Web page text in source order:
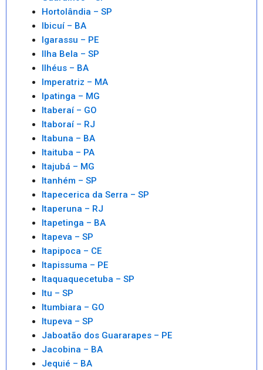
Hortolândia – SP
Ibicuí – BA
Igarassu – PE
Ilha Bela – SP
Ilhéus – BA
Imperatriz – MA
Ipatinga – MG
Itaberaí – GO
Itaboraí – RJ
Itabuna – BA
Itaituba – PA
Itajubá – MG
Itanhém – SP
Itapecerica da Serra – SP
Itaperuna – RJ
Itapetinga – BA
Itapeva – SP
Itapipoca – CE
Itapissuma – PE
Itaquaquecetuba – SP
Itu – SP
Itumbiara – GO
Itupeva – SP
Jaboatão dos Guararapes – PE
Jacobina – BA
Jequié – BA